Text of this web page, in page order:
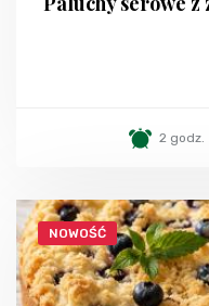
2 godz.
NOWOŚĆ